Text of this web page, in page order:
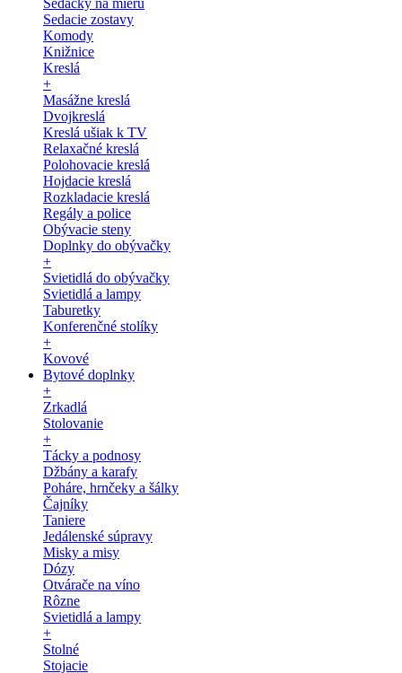
Sedačky na mieru
Sedacie zostavy
Komody
Knižnice
Kreslá
+
Masážne kreslá
Dvojkreslá
Kreslá ušiak k TV
Relaxačné kreslá
Polohovacie kreslá
Hojdacie kreslá
Rozkladacie kreslá
Regály a police
Obývacie steny
Doplnky do obývačky
+
Svietidlá do obývačky
Svietidlá a lampy
Taburetky
Konferenčné stolíky
+
Kovové
Bytové doplnky
+
Zrkadlá
Stolovanie
+
Tácky a podnosy
Džbány a karafy
Poháre, hrnčeky a šálky
Čajníky
Taniere
Jedálenské súpravy
Misky a misy
Dózy
Otvárače na víno
Rôzne
Svietidlá a lampy
+
Stolné
Stojacie